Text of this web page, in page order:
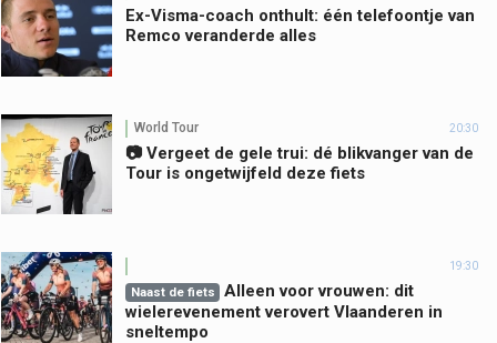
Ex-Visma-coach onthult: één telefoontje van
Remco veranderde alles
World Tour 20:30
📷 Vergeet de gele trui: dé blikvanger van de
Tour is ongetwijfeld deze fiets
19:30
Naast de fiets
Alleen voor vrouwen: dit
wielerevenement verovert Vlaanderen in
sneltempo